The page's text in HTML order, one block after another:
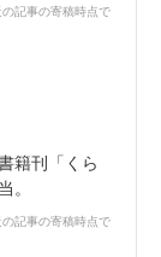
記事の寄稿時点で
籍刊「くら
記事の寄稿時点で